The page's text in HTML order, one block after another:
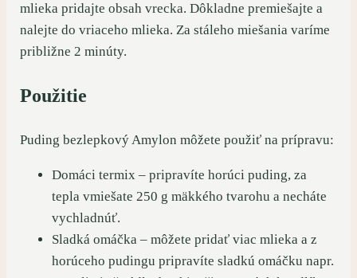
mlieka pridajte obsah vrecka. Dôkladne premiešajte a
nalejte do vriaceho mlieka. Za stáleho miešania varíme
približne 2 minúty.
Použitie
Puding bezlepkový Amylon môžete použiť na prípravu:
Domáci termix – pripravíte horúci puding, za
tepla vmiešate 250 g mäkkého tvarohu a necháte
vychladnúť.
Sladká omáčka – môžete pridať viac mlieka a z
horúceho pudingu pripravíte sladkú omáčku napr.